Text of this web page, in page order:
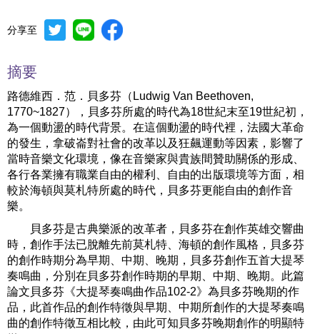
分享至
摘要
路德維西．范．貝多芬（Ludwig Van Beethoven,
1770~1827），貝多芬所處的時代為18世紀末至19世紀初，
為一個動盪的時代背景。在這個動盪的時代裡，法國大革命
的發生，拿破崙對社會的改革以及狂飆運動等因素，影響了
當時音樂文化環境，像在音樂家與貴族間贊助關係的形成、
各行各業擁有職業自由的權利、自由的出版環境等方面，相
較於海頓與莫札特所處的時代，貝多芬更能自由的創作音
樂。
貝多芬是古典樂派的改革者，貝多芬在創作英雄交響曲
時，創作手法已脫離先前莫札特、海頓的創作風格，貝多芬
的創作時期分為早期、中期、晚期，貝多芬創作五首大提琴
奏鳴曲，分別在貝多芬創作時期的早期、中期、晚期。此篇
論文貝多芬《大提琴奏鳴曲作品102-2》為貝多芬晚期的作
品，此首作品的創作特徵與早期、中期所創作的大提琴奏鳴
曲的創作特徵互相比較，由此可知貝多芬晚期創作的明顯特